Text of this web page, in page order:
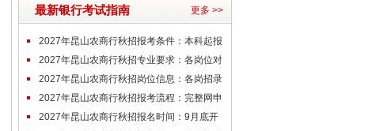
最新银行考试指南 更多 >>
2027年昆山农商行秋招报考条件：本科起报
2027年昆山农商行秋招专业要求：各岗位对
口专业汇总
2027年昆山农商行秋招岗位信息：各岗招录
名额分配
2027年昆山农商行秋招报考流程：完整网申
录取步骤
2027年昆山农商行秋招报名时间：9月底开